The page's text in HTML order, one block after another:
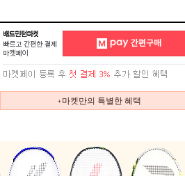
+마켓만의 특별한 혜택